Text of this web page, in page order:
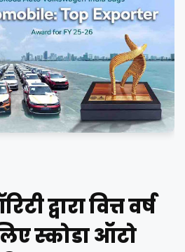
द्वारा वित्त वर्ष
स्कोडा ऑटो